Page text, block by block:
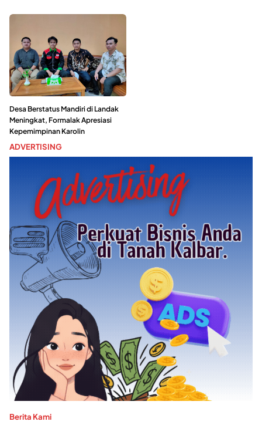
Desa Berstatus Mandiri di Landak
Meningkat, Formalak Apresiasi
Kepemimpinan Karolin
ADVERTISING
Berita Kami